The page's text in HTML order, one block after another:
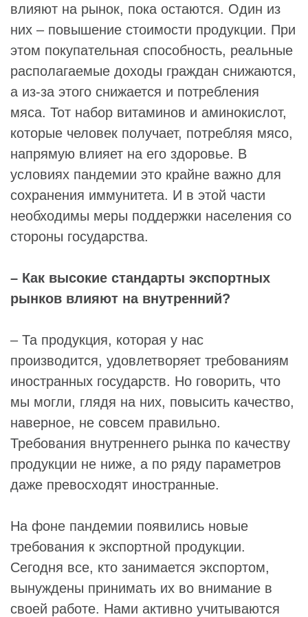
влияют на рынок, пока остаются. Один из
них – повышение стоимости продукции. При
этом покупательная способность, реальные
располагаемые доходы граждан снижаются,
а из-за этого снижается и потребления
мяса. Тот набор витаминов и аминокислот,
которые человек получает, потребляя мясо,
напрямую влияет на его здоровье. В
условиях пандемии это крайне важно для
сохранения иммунитета. И в этой части
необходимы меры поддержки населения со
стороны государства.
– Как высокие стандарты экспортных
рынков влияют на внутренний?
– Та продукция, которая у нас
производится, удовлетворяет требованиям
иностранных государств. Но говорить, что
мы могли, глядя на них, повысить качество,
наверное, не совсем правильно.
Требования внутреннего рынка по качеству
продукции не ниже, а по ряду параметров
даже превосходят иностранные.
На фоне пандемии появились новые
требования к экспортной продукции.
Сегодня все, кто занимается экспортом,
вынуждены принимать их во внимание в
своей работе. Нами активно учитываются